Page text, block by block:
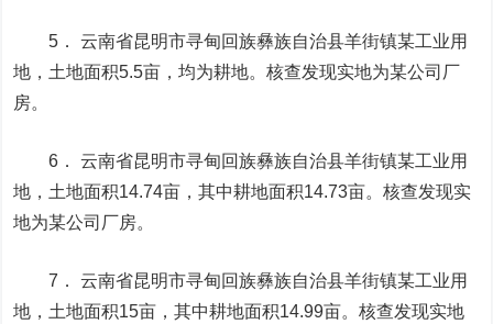
5． 云南省昆明市寻甸回族彝族自治县羊街镇某工业用
地，土地面积5.5亩，均为耕地。核查发现实地为某公司厂
房。
6． 云南省昆明市寻甸回族彝族自治县羊街镇某工业用
地，土地面积14.74亩，其中耕地面积14.73亩。核查发现实
地为某公司厂房。
7． 云南省昆明市寻甸回族彝族自治县羊街镇某工业用
地，土地面积15亩，其中耕地面积14.99亩。核查发现实地